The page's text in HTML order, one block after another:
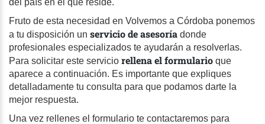
del país en el que reside.
Fruto de esta necesidad en Volvemos a Córdoba ponemos
a tu disposición un servicio de asesoría donde
profesionales especializados te ayudarán a resolverlas.
Para solicitar este servicio rellena el formulario que
aparece a continuación. Es importante que expliques
detalladamente tu consulta para que podamos darte la
mejor respuesta.
Una vez rellenes el formulario te contactaremos para